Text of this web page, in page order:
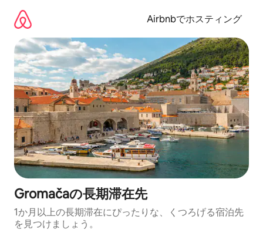
Airbnbでホスティング
Gromačaの長期滞在先
1か月以上の長期滞在にぴったりな、くつろげる宿泊先
を見つけましょう。